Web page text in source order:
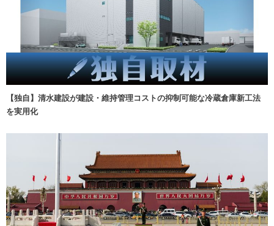
【独自】清水建設が建設・維持管理コストの抑制可能な冷蔵倉庫新工法
を実用化